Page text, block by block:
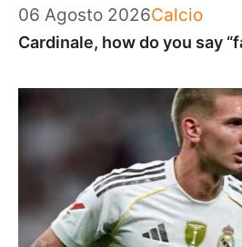
06 Agosto 2026Categorie
Calcio
Cardinale, how do you say